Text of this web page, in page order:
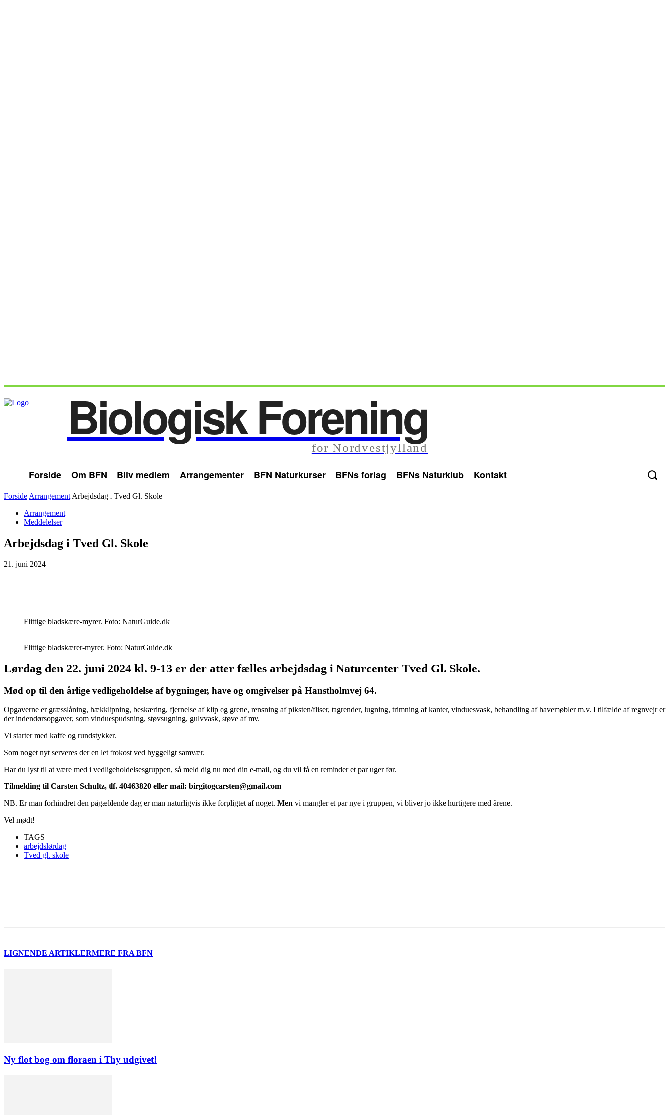
Biologisk Forening
for Nordvestjylland
Forside Om BFN Bliv medlem Arrangementer BFN Naturkurser BFNs forlag BFNs Naturklub Kontakt
Forside Arrangement Arbejdsdag i Tved Gl. Skole
Arrangement
Meddelelser
Arbejdsdag i Tved Gl. Skole
21. juni 2024
Flittige bladskære-myrer. Foto: NaturGuide.dk
Flittige bladskærer-myrer. Foto: NaturGuide.dk
Lørdag den 22. juni 2024 kl. 9-13 er der atter fælles arbejdsdag i Naturcenter Tved Gl. Skole.
Mød op til den årlige vedligeholdelse af bygninger, have og omgivelser på Hanstholmvej 64.
Opgaverne er græsslåning, hækklipning, beskæring, fjernelse af klip og grene, rensning af piksten/fliser, tagrender, lugning, trimning af kanter, vinduesvask, behandling af havemøbler m.v. I tilfælde af regnvejr er
der indendørsopgaver, som vinduespudsning, støvsugning, gulvvask, støve af mv.
Vi starter med kaffe og rundstykker.
Som noget nyt serveres der en let frokost ved hyggeligt samvær.
Har du lyst til at være med i vedligeholdelsesgruppen, så meld dig nu med din e-mail, og du vil få en reminder et par uger før.
Tilmelding til Carsten Schultz, tlf. 40463820 eller mail: birgitogcarsten@gmail.com
NB. Er man forhindret den pågældende dag er man naturligvis ikke forpligtet af noget. Men vi mangler et par nye i gruppen, vi bliver jo ikke hurtigere med årene.
Vel mødt!
TAGS
arbejdslørdag
Tved gl. skole
LIGNENDE ARTIKLERMERE FRA BFN
Ny flot bog om floraen i Thy udgivet!